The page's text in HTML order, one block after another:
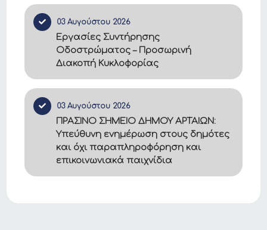
03 Αυγούστου 2026
Εργασίες Συντήρησης
Οδοστρώματος – Προσωρινή
Διακοπή Κυκλοφορίας
03 Αυγούστου 2026
ΠΡΑΣΙΝΟ ΣΗΜΕΙΟ ΔΗΜΟΥ ΑΡΤΑΙΩΝ:
Υπεύθυνη ενημέρωση στους δημότες
και όχι παραπληροφόρηση και
επικοινωνιακά παιχνίδια